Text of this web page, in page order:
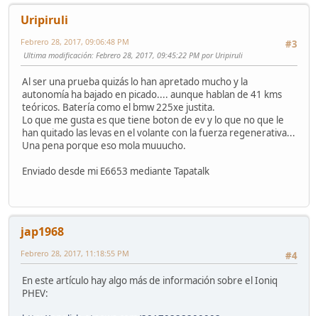
Uripiruli
#3
Febrero 28, 2017, 09:06:48 PM
Ultima modificación: Febrero 28, 2017, 09:45:22 PM por Uripiruli
Al ser una prueba quizás lo han apretado mucho y la
autonomía ha bajado en picado.... aunque hablan de 41 kms
teóricos. Batería como el bmw 225xe justita.
Lo que me gusta es que tiene boton de ev y lo que no que le
han quitado las levas en el volante con la fuerza regenerativa...
Una pena porque eso mola muuucho.
Enviado desde mi E6653 mediante Tapatalk
jap1968
#4
Febrero 28, 2017, 11:18:55 PM
En este artículo hay algo más de información sobre el Ioniq
PHEV: